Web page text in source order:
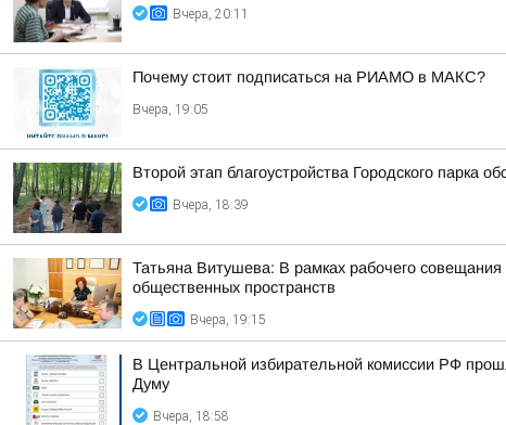
Вчера, 20:11
Почему стоит подписаться на РИАМО в МАКС?
Вчера, 19:05
Второй этап благоустройства Городского парка
Вчера, 18:39
Татьяна Витушева: В рамках рабочего совещания
общественных пространств
Вчера, 19:15
В Центральной избирательной комиссии РФ
Думу
Вчера, 18:58